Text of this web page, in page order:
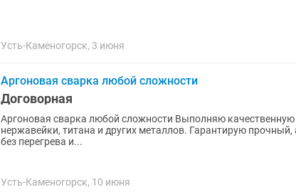
Усть-Каменогорск, 3 июня
Аргоновая сварка любой сложности
Договорная
Аргоновая сварка любой сложности Выполняю качественную аргоновую сварку алюминия,
нержавейки, титана и других металлов. Гарантирую
без перегрева и...
Усть-Каменогорск, 10 июня